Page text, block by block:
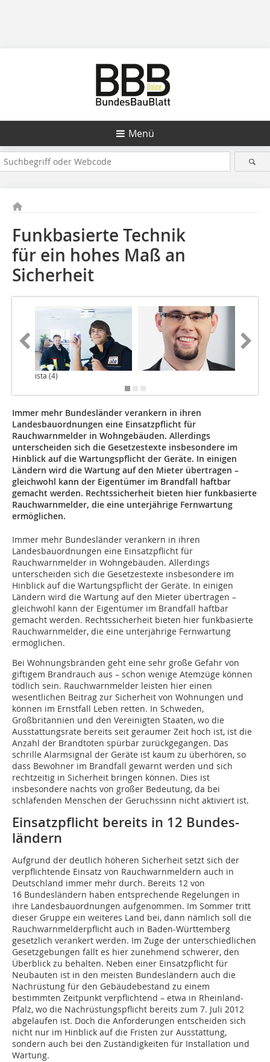
Menü
Funkbasierte Technik
für ein hohes Maß an
Sicherheit
ista (4)
Immer mehr Bundesländer verankern in ihren
Landesbauordnungen eine Einsatzpflicht für
Rauchwarnmelder in Wohngebäuden. Allerdings
unterscheiden sich die Gesetzestexte insbesondere im
Hinblick auf die Wartungspflicht der Geräte. In einigen
Ländern wird die Wartung auf den Mieter übertragen –
gleichwohl kann der Eigentümer im Brandfall haftbar
gemacht werden. Rechtssicherheit bieten hier funkbasierte
Rauchwarnmelder, die eine unterjährige Fernwartung
ermöglichen.
Immer mehr Bundesländer verankern in ihren
Landesbauordnungen eine Einsatzpflicht für
Rauchwarnmelder in Wohngebäuden. Allerdings
unterscheiden sich die Gesetzestexte insbesondere im
Hinblick auf die Wartungspflicht der Geräte. In einigen
Ländern wird die Wartung auf den Mieter übertragen –
gleichwohl kann der Eigentümer im Brandfall haftbar
gemacht werden. Rechtssicherheit bieten hier funkbasierte
Rauchwarnmelder, die eine unterjährige Fernwartung
ermöglichen.
Bei Wohnungsbränden geht eine sehr große Gefahr von
giftigem Brandrauch aus – schon wenige Atemzüge können
tödlich sein. Rauchwarnmelder leisten hier einen
wesentlichen Beitrag zur Sicherheit von Wohnungen und
können im Ernstfall Leben retten. In Schweden,
Großbritannien und den Vereinigten Staaten, wo die
Ausstattungsrate bereits seit geraumer Zeit hoch ist, ist die
Anzahl der Brandtoten spürbar zurückgegangen. Das
schrille Alarmsignal der Geräte ist kaum zu überhören, so
dass Bewohner im Brandfall gewarnt werden und sich
rechtzeitig in Sicherheit bringen können. Dies ist
insbesondere nachts von großer Bedeutung, da bei
schlafenden Menschen der Geruchssinn nicht aktiviert ist.
Einsatzpflicht bereits in 12 Bundes­
ländern
Aufgrund der deutlich höheren Sicherheit setzt sich der
verpflichtende Einsatz von Rauchwarnmeldern auch in
Deutschland immer mehr durch. Bereits 12 von
16 Bundesländern haben entsprechende Regelungen in
ihre Landesbauordnungen aufgenommen. Im Sommer tritt
dieser Gruppe ein weiteres Land bei, dann nämlich soll die
Rauchwarnmelderpflicht auch in Baden-Württemberg
gesetzlich verankert werden. Im Zuge der unterschiedlichen
Gesetzgebungen fällt es hier zunehmend schwerer, den
Überblick zu behalten. Neben einer Einsatzpflicht für
Neubauten ist in den meisten Bundesländern auch die
Nachrüstung für den Gebäudebestand zu einem
bestimmten Zeitpunkt verpflichtend – etwa in Rheinland-
Pfalz, wo die Nachrüstungspflicht bereits zum 7. Juli 2012
abgelaufen ist. Doch die Anforderungen entscheiden sich
nicht nur im Hinblick auf die Fristen zur Ausstattung,
sondern auch bei den Zuständigkeiten für Installation und
Wartung.